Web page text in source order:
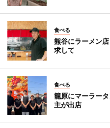
食べる
熊谷にラーメン
求して
食べる
籠原にマーラー
主が出店